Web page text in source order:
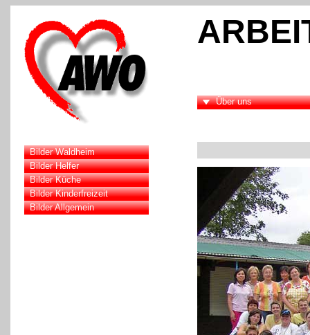
Über uns
Bilder Waldheim
Bilder Helfer
Bilder Küche
Bilder Kinderfreizeit
Bilder Allgemein